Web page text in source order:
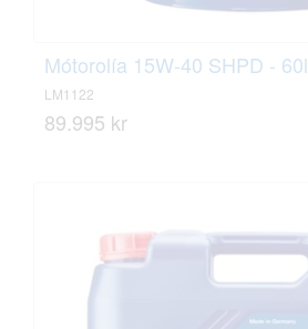
Mótorolía 15W-40 SHPD - 60l
LM1122
89.995 kr